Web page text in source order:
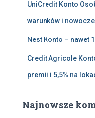
UniCredit Konto
warunków i
Nest Konto – nawet
Credit Agricole
premii i 5,5% na
Najnowsze